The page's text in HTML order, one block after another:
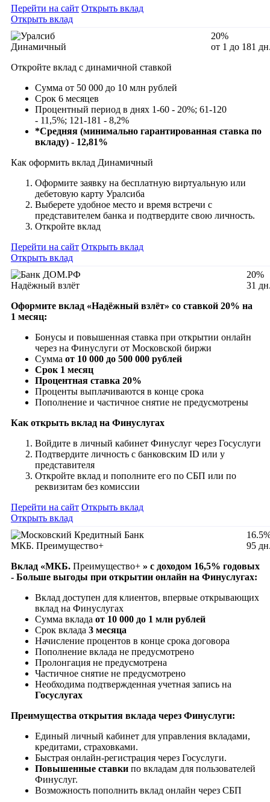
Перейти на сайт Открыть вклад
Открыть вклад
Динамичный
20%
от 1 до 181
Откройте вклад с динамичной ставкой
Сумма от 50 000 до 10 млн рублей
Срок 6 месяцев
Процентный период в днях 1-60 - 20%; 61-120
- 11,5%; 121-181 - 8,2%
*Средняя (минимально гарантированная ставка по
вкладу) - 12,81%
Как оформить вклад Динамичный
Оформите заявку на бесплатную виртуальную или
дебетовую карту Уралсиба
Выберете удобное место и время встречи с
представителем банка и подтвердите свою личность.
Откройте вклад
Перейти на сайт Открыть вклад
Открыть вклад
Надёжный взлёт
20%
31
Оформите вклад «Надёжный взлёт» со ставкой 20% на
1 месяц:
Бонусы и повышенная ставка при открытии онлайн
через на Финуслуги от Московской биржи
Сумма от 10 000 до 500 000 рублей
Срок 1 месяц
Процентная ставка 20%
Проценты выплачиваются в конце срока
Пополнение и частичное снятие не предусмотрены
Как открыть вклад на Финуслугах
Войдите в личный кабинет Финуслуг через Госуслуги
Подтвердите личность с банковским ID или у
представителя
Откройте вклад и пополните его по СБП или по
реквизитам без комиссии
Перейти на сайт Открыть вклад
Открыть вклад
МКБ. Преимущество+
95
Вклад «МКБ. Преимущество+ » с доходом 16,5% годовых
- Больше выгоды при открытии онлайн на Финуслугах:
Вклад доступен для клиентов, впервые открывающих
вклад на Финуслугах
Сумма вклада от 10 000 до 1 млн рублей
Срок вклада 3 месяца
Начисление процентов в конце срока договора
Пополнение вклада не предусмотрено
Пролонгация не предусмотрена
Частичное снятие не предусмотрено
Необходима подтвержденная учетная запись на
Госуслугах
Преимущества открытия вклада через Финуслуги:
Единый личный кабинет для управления вкладами,
кредитами, страховками.
Быстрая онлайн-регистрация через Госуслуги.
Повышенные ставки по вкладам для пользователей
Финуслуг.
Возможность пополнить вклад онлайн через СБП